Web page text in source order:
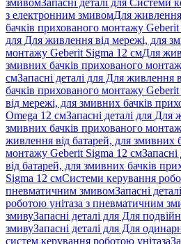
змивомЗапасні деталі для Системи
з електронним змивомДля
бачків прихованого монтажу
для Для живлення від мережі, для
монтажу Geberit Sigma 12 смДля
змивних бачків прихованого
смЗапасні деталі для Для живлення
бачків прихованого монтажу
від мережі, для змивних бачків
Omega 12 смЗапасні деталі для Для
змивних бачків прихованого
живлення від батарей, для змивних
монтажу Geberit Sigma 12 см
від батарей, для змивних бачків
Sigma 12 смСистеми керування
пневматичним змивомЗапасні
роботою унітаза з пневматичним
змивуЗапасні деталі для Для
змивуЗапасні деталі для Для
систем керування роботою унітаза